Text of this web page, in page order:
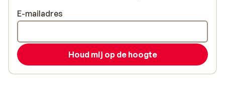
E-mailadres
Houd mij op de hoogte